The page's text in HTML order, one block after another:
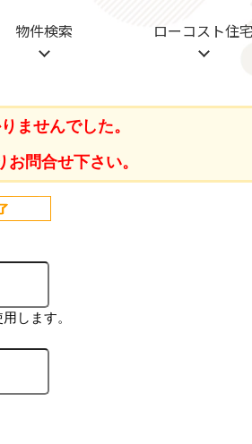
物件検索 ローコスト住
ませんでした。
問合せ下さい。
します。